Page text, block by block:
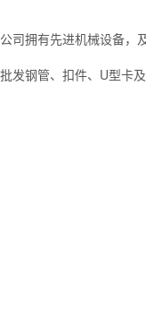
司拥有先进机械设备
发钢管、扣件、U型卡